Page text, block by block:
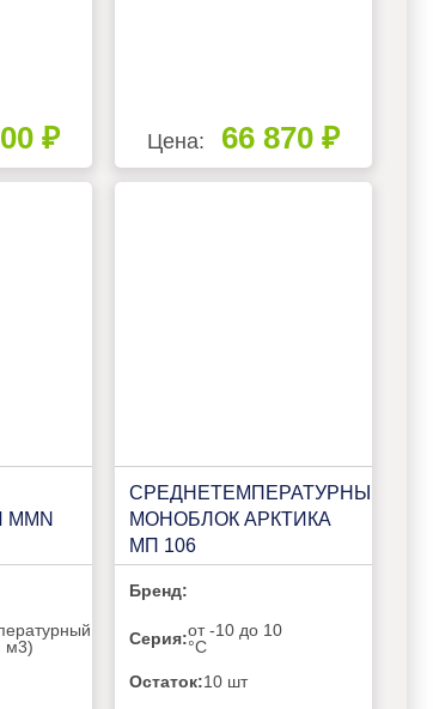
₽ Цена: 66 870 ₽
м3)
СРЕДНЕТЕМПЕРАТУРНЫЙ
МОНОБЛОК АРКТИКА
МП 106
Бренд:
Серия:от -10 до 10
°C
Остаток:10 шт